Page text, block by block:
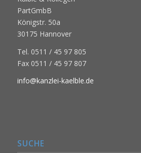
PartGmbB
Königstr. 50a
30175 Hannover
Tel. 0511 / 45 97 805
Fax 0511 / 45 97 807
info@kanzlei-kaelble.de
SUCHE